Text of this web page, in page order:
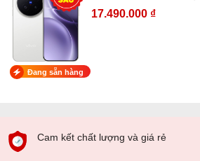
17.490.000 ₫
Đang sẵn hàng
Cam kết chất lượng và giá rẻ